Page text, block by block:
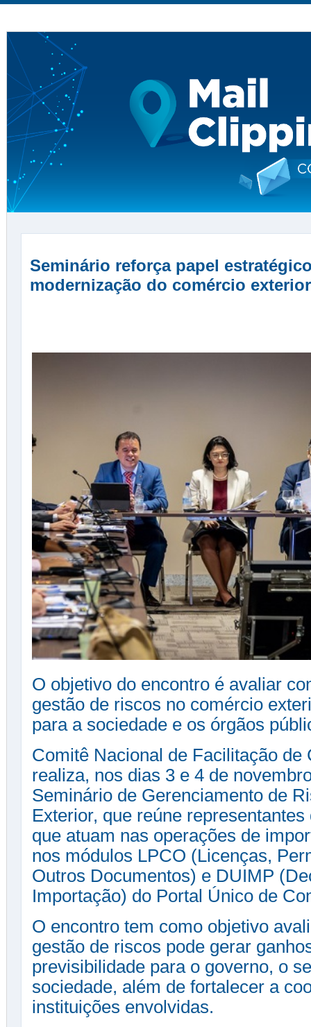
Seminário reforça papel
modernização do comércio exterior
O objetivo do encontro é avaliar
gestão de riscos no comércio
para a sociedade e os órgãos
Comitê Nacional de Facilitação de
realiza, nos dias 3 e 4 de
Seminário de Gerenciamento de
Exterior, que reúne
que atuam nas operações de
nos módulos LPCO (Licenças,
Outros Documentos) e DUIMP
Importação) do Portal Único de
O encontro tem como objetivo
gestão de riscos pode gerar
previsibilidade para o governo, o
sociedade, além de fortalecer a
instituições envolvidas.